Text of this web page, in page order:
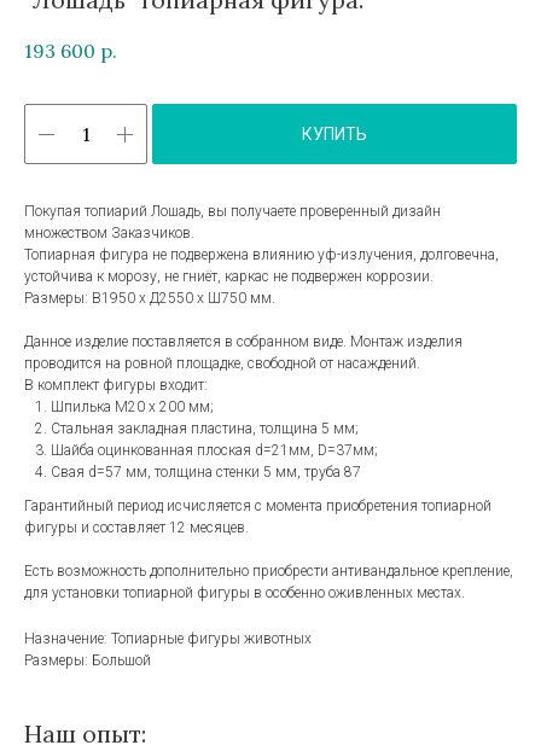
193 600 р.
КУПИТЬ
Покупая топиарий Лошадь, вы получаете проверенный дизайн
множеством Заказчиков.
Топиарная фигура не подвержена влиянию уф-излучения, долговечна,
устойчива к морозу, не гниёт, каркас не подвержен коррозии.
Размеры: В1950 х Д2550 х Ш750 мм.
Данное изделие поставляется в собранном виде. Монтаж изделия
проводится на ровной площадке, свободной от насаждений.
В комплект фигуры входит:
Шпилька М20 х 200 мм;
Стальная закладная пластина, толщина 5 мм;
Шайба оцинкованная плоская d=21мм, D=37мм;
Свая d=57 мм, толщина стенки 5 мм, труба 87
Гарантийный период исчисляется с момента приобретения топиарной
фигуры и составляет 12 месяцев.
Есть возможность дополнительно приобрести антивандальное крепление,
для установки топиарной фигуры в особенно оживленных местах.
Назначение: Топиарные фигуры животных
Размеры: Большой
Наш опыт: